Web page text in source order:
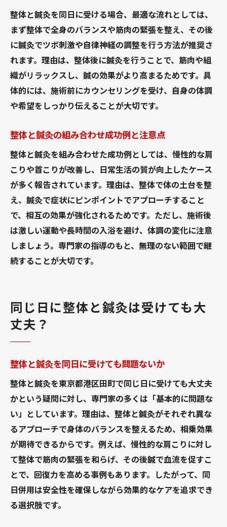
整体と鍼灸を同日に受ける場合、最適な流れとしては、
まず整体で全身のバランスや筋肉の緊張を整え、その後
に鍼灸でツボ刺激や自律神経の調整を行う方法が推奨さ
れます。理由は、整体後に鍼灸を行うことで、筋肉や組
織がリラックスし、鍼の効果がより高まるためです。具
体的には、施術前にカウンセリングを受け、自身の体調
や希望をしっかり伝えることが大切です。
整体と鍼灸の組み合わせ成功例と注意点
整体と鍼灸を組み合わせた成功例としては、慢性的な肩
こりや首こりが改善し、日常生活の質が向上したケース
が多く報告されています。理由は、整体で体の土台を整
え、鍼灸で症状にピンポイントでアプローチすること
で、相互の効果が強化されるためです。ただし、施術後
は激しい運動や長時間の入浴を避け、体調の変化に注意
しましょう。専門家の指導のもと、無理のない範囲で継
続することが大切です。
同じ日に整体と鍼灸は受けても大
丈夫？
整体と鍼灸を同日に受けても問題ないか
整体と鍼灸を東京都港区田町で同じ日に受けても大丈夫
かという疑問に対し、専門家の多くは「基本的に問題な
い」としています。理由は、整体と鍼灸がそれぞれ異な
るアプローチで身体のバランスを整えるため、相乗効果
が期待できるからです。例えば、慢性的な肩こりに対し
て整体で筋肉の緊張を和らげ、その後鍼で血流を促すこ
とで、回復力を高める事例もあります。したがって、同
日併用は安全性を確保しながら効果的なケアを追求でき
る選択肢です。